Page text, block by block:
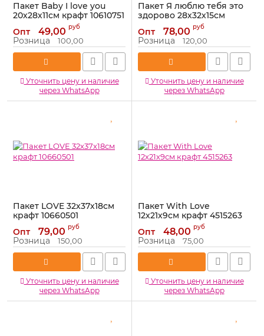
Пакет Baby I love you
20х28х11см крафт 10610751
Артикул: 10610751
Опт 49,00 руб
Розница 100,00
Уточнить цену и наличие
через WhatsApp
Пакет Я люблю тебя это
здорово 28х32х15см
крафт 9436105
Артикул: 9436105
Опт 78,00 руб
Розница 120,00
Уточнить цену и наличие
через WhatsApp
Пакет LOVE 32х37х18см
крафт 10660501
Артикул: 10660501
Опт 79,00 руб
Розница 150,00
Уточнить цену и наличие
через WhatsApp
Пакет With Love
12х21х9см крафт 4515263
Артикул: 4515263
Опт 48,00 руб
Розница 75,00
Уточнить цену и наличие
через WhatsApp